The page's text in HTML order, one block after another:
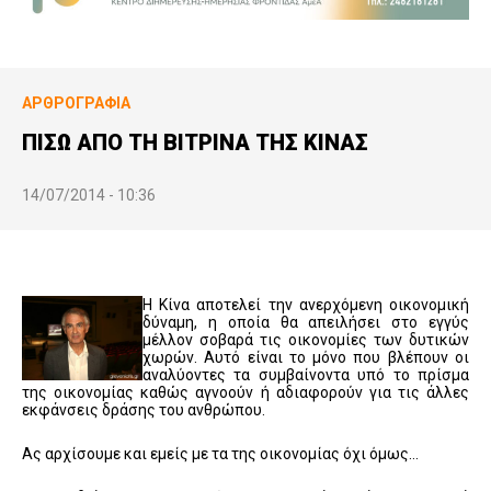
ΑΡΘΡΟΓΡΑΦΊΑ
ΠΙΣΩ ΑΠΟ ΤΗ ΒΙΤΡΙΝΑ ΤΗΣ ΚΙΝΑΣ
14/07/2014 - 10:36
Η Κίνα αποτελεί την ανερχόμενη οικονομική
δύναμη, η οποία θα απειλήσει στο εγγύς
μέλλον σοβαρά τις οικονομίες των δυτικών
χωρών. Αυτό είναι το μόνο που βλέπουν οι
αναλύοντες τα συμβαίνοντα υπό το πρίσμα
της οικονομίας καθώς αγνοούν ή αδιαφορούν για τις άλλες
εκφάνσεις δράσης του ανθρώπου.
Ας αρχίσουμε και εμείς με τα της οικονομίας όχι όμως…